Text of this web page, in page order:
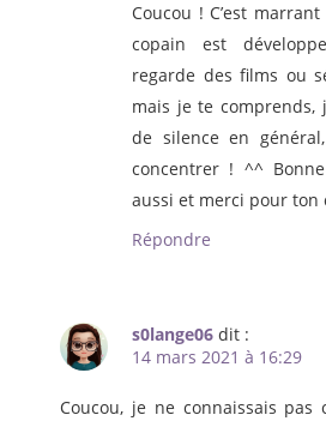
Coucou ! C’est
copain est
regarde des films ou
mais je te comprends,
de silence en
concentrer ! ^^
aussi et merci pour ton
Répondre
s0lange06 dit :
14 mars 2021 à 16:29
Coucou, je ne connaissais pas